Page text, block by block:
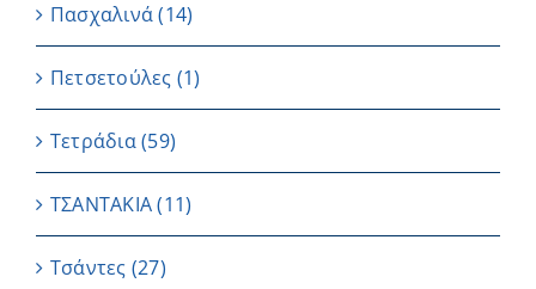
Πασχαλινά (14)
Πετσετούλες (1)
Τετράδια(59)
ΤΣΑΝΤΑΚΙΑ (11)
Τσάντες (27)